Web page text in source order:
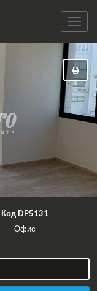
Toggle
Код DP5131
Офис